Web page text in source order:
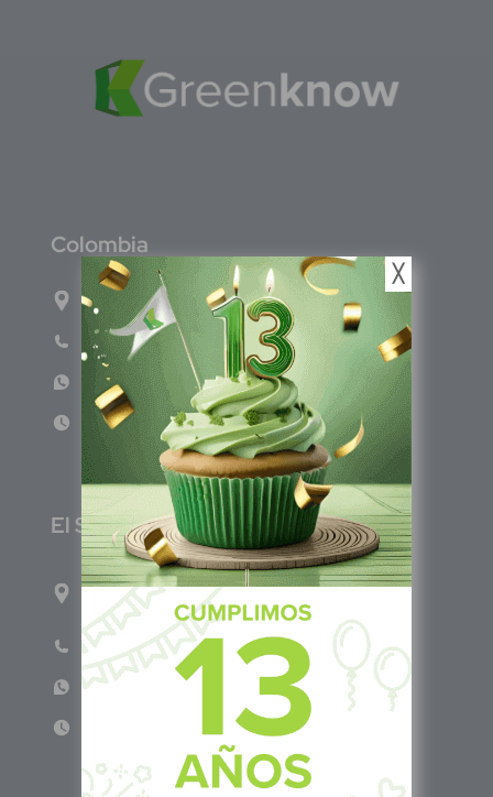
Colombia
Carrera 47A #95-56 oficina 305.
Teléfono: (601) 757 0706
WhatsApp: +57 317 465 1554
Lun - Vie 8:00am - 5:00pm
El Salvador
1ro Cll Pte, y 61 Av Nte, #3206, Local 9, San
Salvador Centro
Teléfono: +503 6986 1402
WhatsApp: +503 7687 3923
Lun - Vie 8:00am - 5:00pm
╳